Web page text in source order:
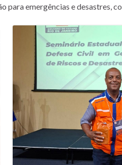
para emergências e desastres,